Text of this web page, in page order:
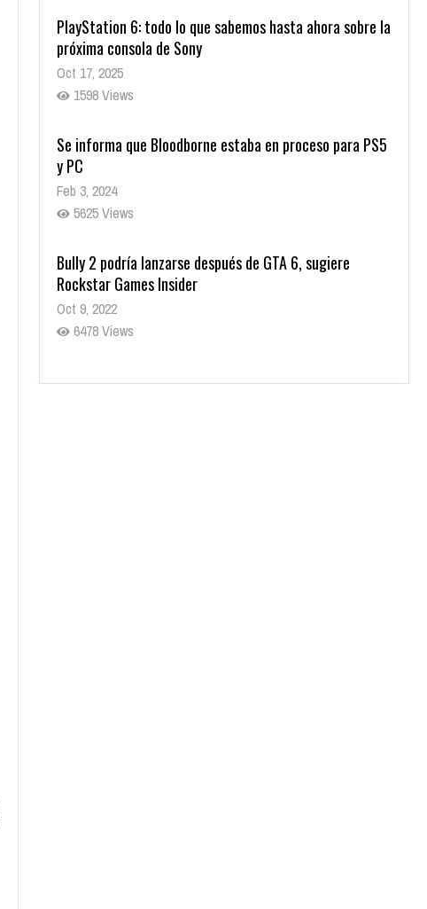
PlayStation 6: todo lo que sabemos hasta ahora sobre la
próxima consola de Sony
Oct 17, 2025
1598 Views
Se informa que Bloodborne estaba en proceso para PS5
y PC
Feb 3, 2024
5625 Views
Bully 2 podría lanzarse después de GTA 6, sugiere
Rockstar Games Insider
Oct 9, 2022
6478 Views
Rumor: Se filtran los primeros detalles de Resident Evil